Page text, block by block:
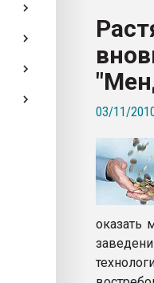
Профильная
покупка, обмен
ПЕРЕЙТИ
03/11/
оказать